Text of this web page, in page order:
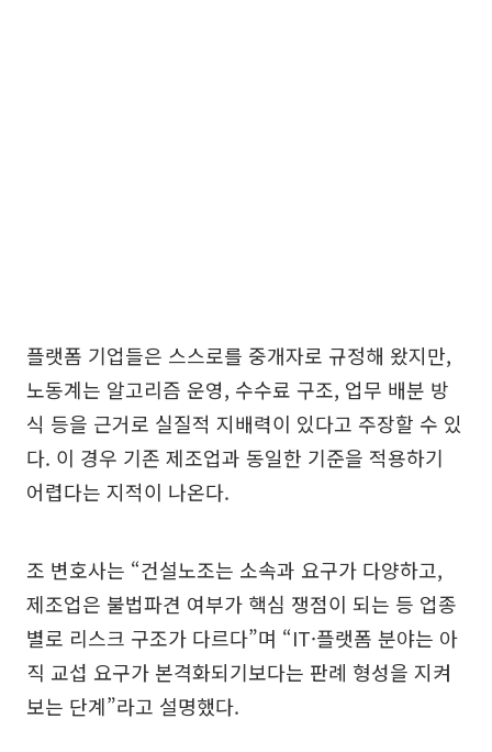
플랫폼 기업들은 스스로를 중개자로 규정해 왔지만,
노동계는 알고리즘 운영, 수수료 구조, 업무 배분 방
식 등을 근거로 실질적 지배력이 있다고 주장할 수 있
다. 이 경우 기존 제조업과 동일한 기준을 적용하기
어렵다는 지적이 나온다.
조 변호사는 “건설노조는 소속과 요구가 다양하고,
제조업은 불법파견 여부가 핵심 쟁점이 되는 등 업종
별로 리스크 구조가 다르다”며 “IT·플랫폼 분야는 아
직 교섭 요구가 본격화되기보다는 판례 형성을 지켜
보는 단계”라고 설명했다.